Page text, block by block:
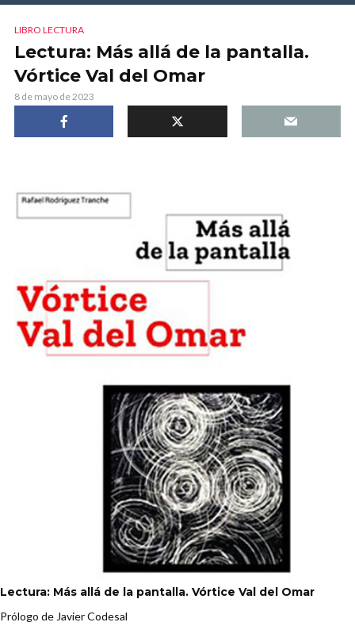
LIBRO LECTURA
Lectura: Más allá de la pantalla.
Vórtice Val del Omar
8 de mayo de 2023
Lectura: Más allá de la pantalla. Vórtice Val del Omar
Prólogo de Javier Codesal